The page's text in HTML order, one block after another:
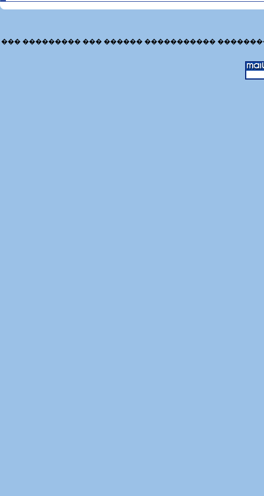
��� ��������� ��� ������ �����������